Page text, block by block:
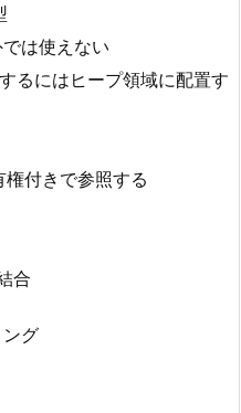
は使えない
るにはヒープ領域に配置す
付きで参照する
合
グ